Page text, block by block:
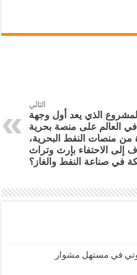
التالي
الذي يعد أول وجهة
العالم على منصة بحرية
من منصات النفط البحرية،
إلى الاحتفاء بإرث وتراث
في صناعة النفط والغاز؟
في مستهل مشوار